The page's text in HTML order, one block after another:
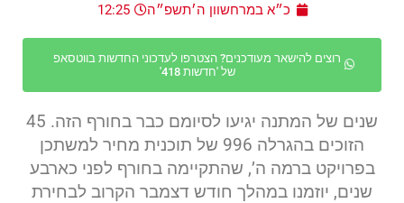
כ״א במרחשוון ה׳תשפ״ה 12:25
רוצים להישאר מעודכנים? הצטרפו לעדכוני החדשות בווטסאפ
של 'חדשות 418'
שנים של המתנה יגיעו לסיומם כבר בחורף הזה. 45
הזוכים בהגרלה 996 של תוכנית מחיר למשתכן
בפרויקט ברמה ה’, שהתקיימה בחורף לפני כארבע
שנים, יוזמנו במהלך חודש דצמבר הקרוב לבחירת